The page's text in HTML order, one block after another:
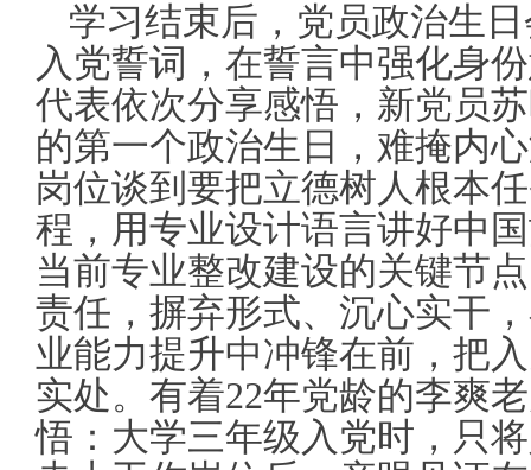
学习结束后，党员政治生
入党誓词，在誓言中强化身
代表依次分享感悟，新党员
的第一个政治生日，难掩内
岗位谈到要把立德树人根本
程，用专业设计语言讲好中
当前专业整改建设的关键节
责任，摒弃形式、沉心实干
业能力提升中冲锋在前，把
实处。有着22年党龄的李爽
悟：大学三年级入党时，只